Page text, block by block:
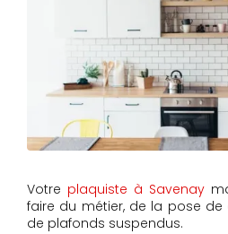
Votre plaquiste à Savenay
faire du métier, de la pose
de plafonds suspendus.